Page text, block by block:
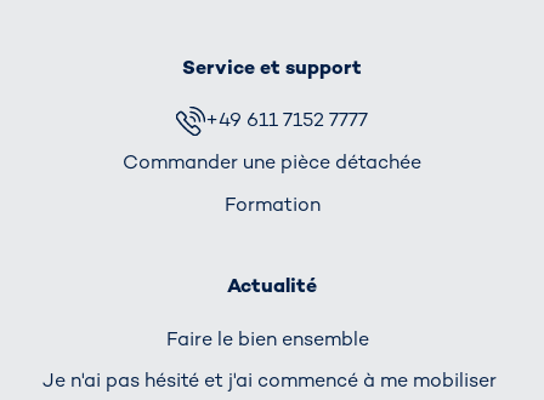
Service et support
+49 611 7152 7777
Commander une pièce détachée
Formation
Actualité
Faire le bien ensemble
Je n'ai pas hésité et j'ai commencé à me mobiliser